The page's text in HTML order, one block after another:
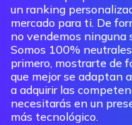
un ranking
mercado para ti. De
no vendemos ninguna
Somos 100%
primero, mostrarte de
que mejor se adaptan
a adquirir las
necesitarás en un
más tecnológico.